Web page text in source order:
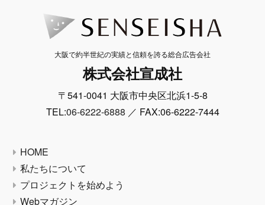
大阪で約半世紀の実績と信頼を誇る総合広告会社
株式会社宣成社
〒541-0041 大阪市中央区北浜1-5-8
TEL:06-6222-6888 ／ FAX:06-6222-7444
HOME
私たちについて
プロジェクトを始めよう
Webマガジン